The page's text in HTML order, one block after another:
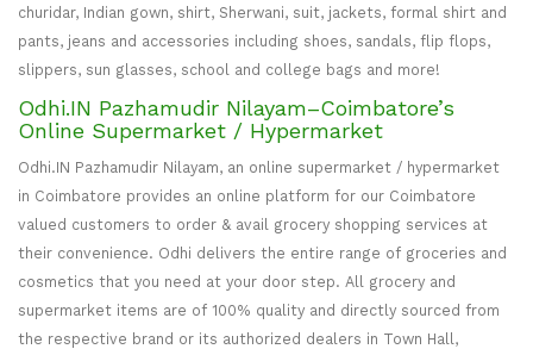
churidar, Indian gown, shirt, Sherwani, suit, jackets, formal shirt and
pants, jeans and accessories including shoes, sandals, flip flops,
slippers, sun glasses, school and college bags and more!
Odhi.IN Pazhamudir Nilayam–Coimbatore’s
Online Supermarket / Hypermarket
Odhi.IN Pazhamudir Nilayam, an online supermarket / hypermarket
in Coimbatore provides an online platform for our Coimbatore
valued customers to order & avail grocery shopping services at
their convenience. Odhi delivers the entire range of groceries and
cosmetics that you need at your door step. All grocery and
supermarket items are of 100% quality and directly sourced from
the respective brand or its authorized dealers in Town Hall,